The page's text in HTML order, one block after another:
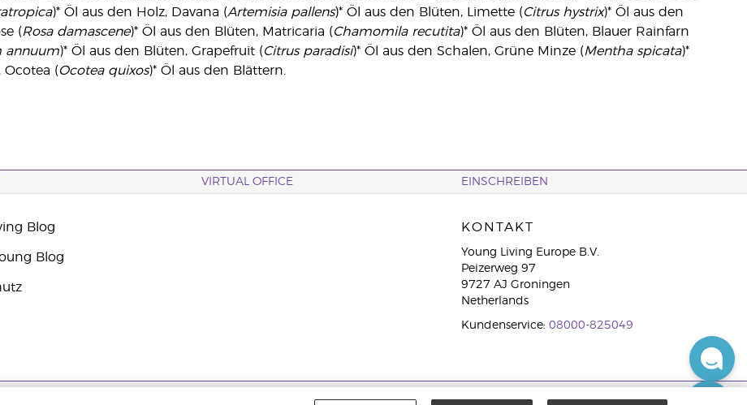
)* Öl aus den Holz, Davana (Artemisia pallens)* Öl aus den Blüten, Limette (Citrus hystrix)* Öl aus den
(Rosa damascene)* Öl aus den Blüten, Matricaria (Chamomila recutita)* Öl aus den Blüten, Blauer Rainfarn
annuum)* Öl aus den Blüten, Grapefruit (Citrus paradisi)* Öl aus den Schalen, Grüne Minze (Mentha spicata)*
Ocotea (Ocotea quixos)* Öl aus den Blättern.
VIRTUAL OFFICE EINSCHREIBEN
Blog
Blog
KONTAKT
Young Living Europe B.V.
Peizerweg 97
9727 AJ Groningen
Netherlands
Kundenservice: 08000-825049